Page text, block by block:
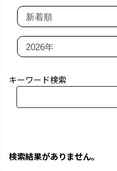
キーワード検索
検索結果がありません。